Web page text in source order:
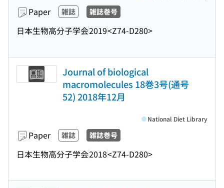
Paper 雑誌 雑誌巻号
日本生物高分子学会2019<Z74-D280>
Journal of biological
macromolecules 18巻3号(通号
52) 2018年12月
Paper 雑誌 雑誌巻号
日本生物高分子学会2018<Z74-D280>
National Diet Library